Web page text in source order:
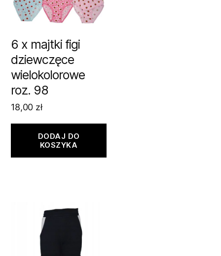
6 x majtki figi
dziewczęce
wielokolorowe
roz. 98
18,00 zł
DODAJ DO
KOSZYKA